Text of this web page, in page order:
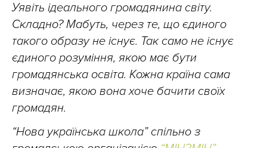
Уявіть ідеального громадянина світу.
Складно? Мабуть, через те, що єдиного
такого образу не існує. Так само не існує
єдиного розуміння, якою має бути
громадянська освіта. Кожна країна сама
визначає, якою вона хоче бачити своїх
громадян.
“Нова українська школа” спільно з